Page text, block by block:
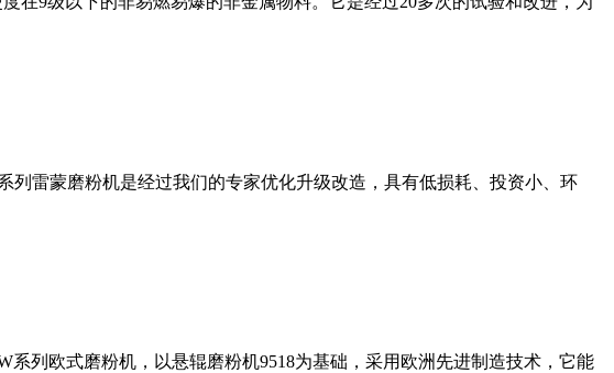
雷蒙磨粉机是经过我们的专家优化升级改造，具有低损耗、投资小、环
列欧式磨粉机，以悬辊磨粉机9518为基础，采用欧洲先进制造技术，它能